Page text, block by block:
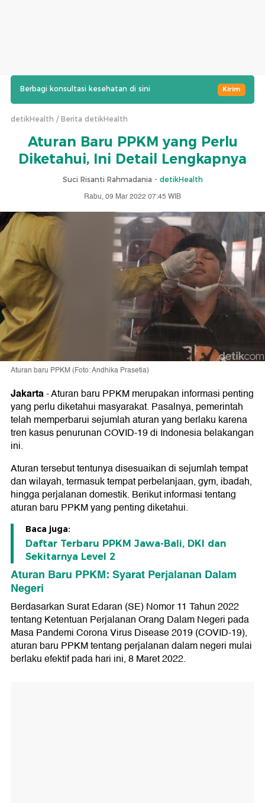
Berbagi konsultasi kesehatan di sini Kirim
detikHealth Berita detikHealth
Aturan Baru PPKM yang Perlu
Diketahui, Ini Detail Lengkapnya
Suci Risanti Rahmadania - detikHealth
Rabu, 09 Mar 2022 07:45 WIB
Aturan baru PPKM (Foto: Andhika Prasetia)
Jakarta-Aturan baru PPKM merupakan informasi penting
yang perlu diketahui masyarakat. Pasalnya, pemerintah
telah memperbarui sejumlah aturan yang berlaku karena
tren kasus penurunan COVID-19 di Indonesia belakangan
ini.
Aturan tersebut tentunya disesuaikan di sejumlah tempat
dan wilayah, termasuk tempat perbelanjaan, gym, ibadah,
hingga perjalanan domestik. Berikut informasi tentang
aturan baru PPKM yang penting diketahui.
Baca juga:
Daftar Terbaru PPKM Jawa-Bali, DKI dan
Sekitarnya Level 2
Aturan Baru PPKM: Syarat Perjalanan Dalam
Negeri
Berdasarkan Surat Edaran (SE) Nomor 11 Tahun 2022
tentang Ketentuan Perjalanan Orang Dalam Negeri pada
Masa Pandemi Corona Virus Disease 2019 (COVID-19),
aturan baru PPKM tentang perjalanan dalam negeri mulai
berlaku efektif pada hari ini, 8 Maret 2022.